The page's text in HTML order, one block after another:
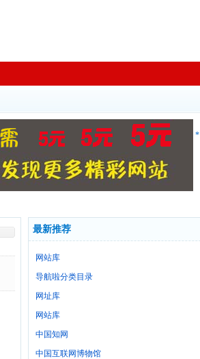
*
最新推荐
网站库
导航啦分类目录
网址库
网站库
中国知网
中国互联网博物馆